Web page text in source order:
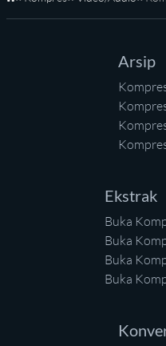
Beranda
Arsip
Ekstrak
Buka
Buka
Buka
Buka